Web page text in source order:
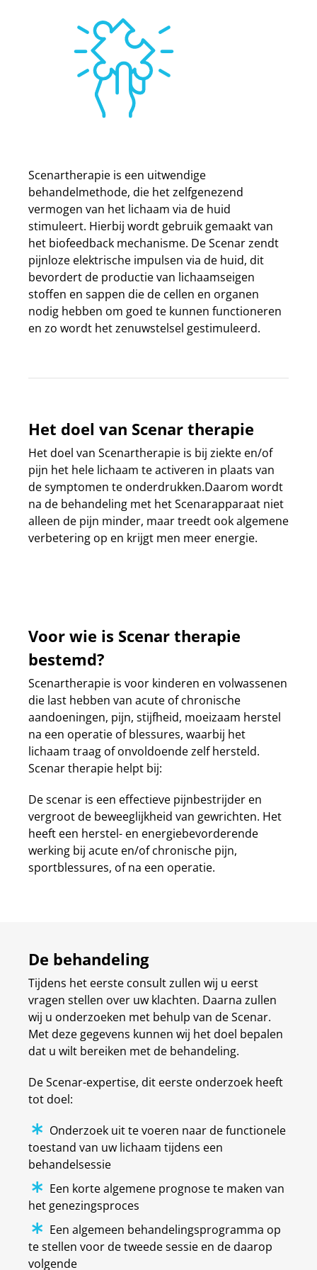
maar wil volgende week graag mee doen
in de beslissende wedstrijd
Scenartherapie is een uitwendige
behandelmethode, die het zelfgenezend
vermogen van het lichaam via de huid
stimuleert. Hierbij wordt gebruik gemaakt van
het biofeedback mechanisme. De Scenar zendt
pijnloze elektrische impulsen via de huid, dit
bevordert de productie van lichaamseigen
stoffen en sappen die de cellen en organen
nodig hebben om goed te kunnen functioneren
en zo wordt het zenuwstelsel gestimuleerd.
Het doel van Scenar therapie
Het doel van Scenartherapie is bij ziekte en/of
pijn het hele lichaam te activeren in plaats van
de symptomen te onderdrukken.Daarom wordt
na de behandeling met het Scenarapparaat niet
alleen de pijn minder, maar treedt ook algemene
verbetering op en krijgt men meer energie.
Voor wie is Scenar therapie
bestemd?
Scenartherapie is voor kinderen en volwassenen
die last hebben van acute of chronische
aandoeningen, pijn, stijfheid, moeizaam herstel
na een operatie of blessures, waarbij het
lichaam traag of onvoldoende zelf hersteld.
Scenar therapie helpt bij:
De scenar is een effectieve pijnbestrijder en
vergroot de beweeglijkheid van gewrichten. Het
heeft een herstel- en energiebevorderende
werking bij acute en/of chronische pijn,
sportblessures, of na een operatie.
De behandeling
Tijdens het eerste consult zullen wij u eerst
vragen stellen over uw klachten. Daarna zullen
wij u onderzoeken met behulp van de Scenar.
Met deze gegevens kunnen wij het doel bepalen
dat u wilt bereiken met de behandeling.
De Scenar-expertise, dit eerste onderzoek heeft
tot doel:
Onderzoek uit te voeren naar de functionele
toestand van uw lichaam tijdens een
behandelsessie
Een korte algemene prognose te maken van
het genezingsproces
Een algemeen behandelingsprogramma op
te stellen voor de tweede sessie en de daarop
volgende